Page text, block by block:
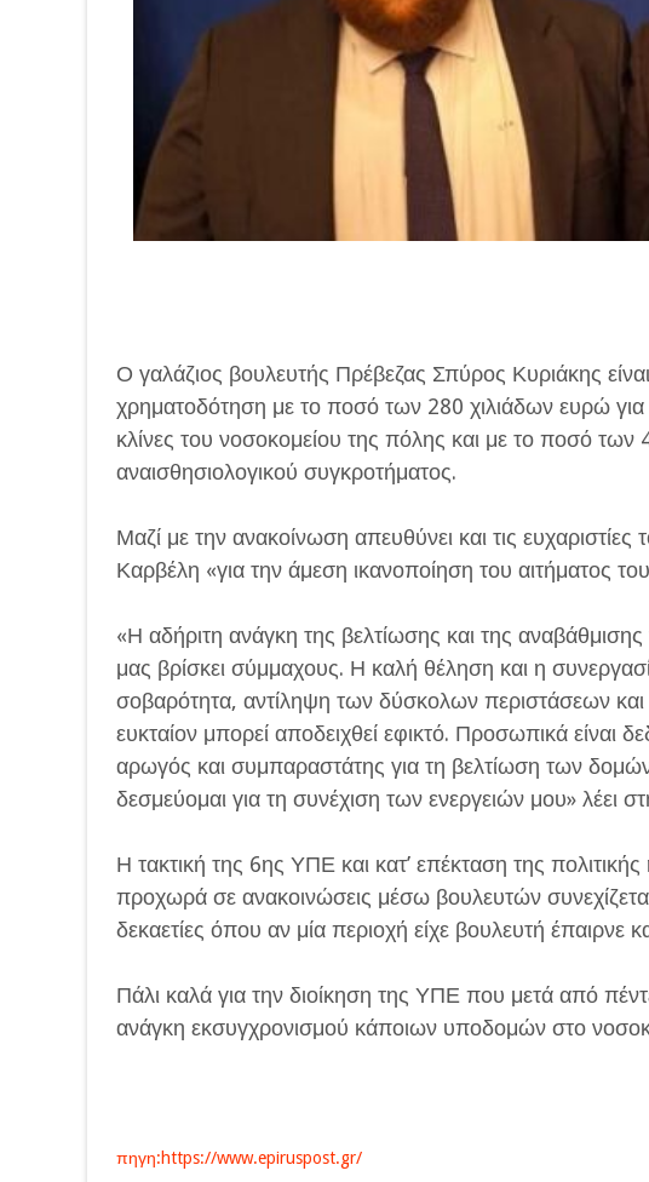
Ο γαλάζιος βουλευτής Πρέβεζας Σπύρος Κυριάκης
χρηματοδότηση με το ποσό των 280 χιλιάδων ευρώ
κλίνες του νοσοκομείου της πόλης και με το ποσό των
αναισθησιολογικού συγκροτήματος.
Μαζί με την ανακοίνωση απευθύνει και τις
Καρβέλη «για την άμεση ικανοποίηση του αιτήματος
«Η αδήριτη ανάγκη της βελτίωσης και της
μας βρίσκει σύμμαχους. Η καλή θέληση και η
σοβαρότητα, αντίληψη των δύσκολων περιστάσεων και
ευκταίον μπορεί αποδειχθεί εφικτό. Προσωπικά είναι
αρωγός και συμπαραστάτης για τη βελτίωση των
δεσμεύομαι για τη συνέχιση των ενεργειών μου» λέει
Η τακτική της 6ης ΥΠΕ και κατ’ επέκταση της
προχωρά σε ανακοινώσεις μέσω βουλευτών
δεκαετίες όπου αν μία περιοχή είχε βουλευτή έπαιρνε
Πάλι καλά για την διοίκηση της ΥΠΕ που μετά από
ανάγκη εκσυγχρονισμού κάποιων υποδομών στο
πηγη:https://www.epiruspost.gr/